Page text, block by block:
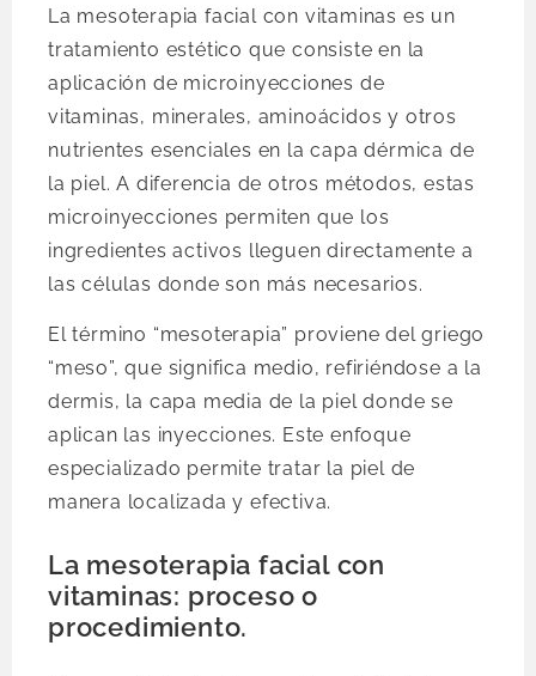
La mesoterapia facial con vitaminas es un
tratamiento estético que consiste en la
aplicación de microinyecciones de
vitaminas, minerales, aminoácidos y otros
nutrientes esenciales en la capa dérmica de
la piel. A diferencia de otros métodos, estas
microinyecciones permiten que los
ingredientes activos lleguen directamente a
las células donde son más necesarios.
El término “mesoterapia” proviene del griego
“meso”, que significa medio, refiriéndose a la
dermis, la capa media de la piel donde se
aplican las inyecciones. Este enfoque
especializado permite tratar la piel de
manera localizada y efectiva.
La mesoterapia facial con
vitaminas: proceso o
procedimiento.